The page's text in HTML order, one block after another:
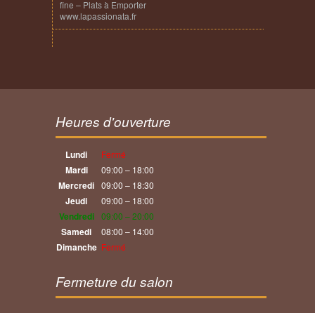
fine – Plats à Emporter
www.lapassionata.fr
Heures d'ouverture
Lundi Fermé
Mardi 09:00 – 18:00
Mercredi 09:00 – 18:30
Jeudi 09:00 – 18:00
Vendredi 09:00 – 20:00
Samedi 08:00 – 14:00
Dimanche Fermé
Fermeture du salon